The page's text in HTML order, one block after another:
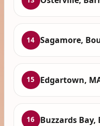
14 Sagamore,
15 Edgartown,
16 Buzzards Bay,